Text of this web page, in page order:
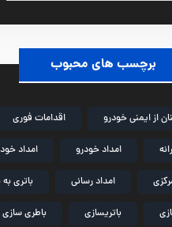
برچسب های محبوب
از ایمنی خودرو اقدامات فوری
امداد خودرو امداد
امداد رسانی باتری به
باتریسازی باطری سازی